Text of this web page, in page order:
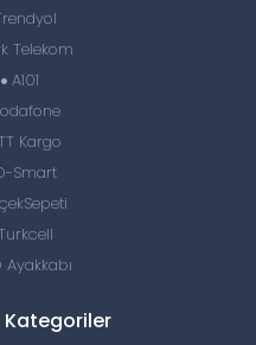
Telekom
A101
Kargo
Smart
Ayakkabı
Kategoriler